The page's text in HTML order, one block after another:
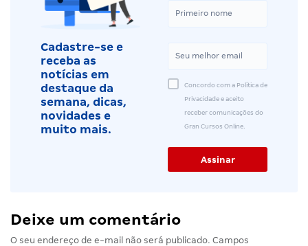
Cadastre-se e
receba as
notícias em
destaque da
semana, dicas,
novidades e
muito mais.
Concordo com a Política de
Privacidade e aceito
receber comunicações do
Gran Cursos Online.
Deixe um comentário
O seu endereço de e-mail não será publicado. Campos